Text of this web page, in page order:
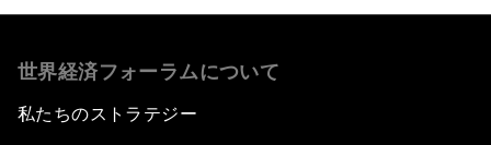
世界経済フォーラムについて
私たちのストラテジー